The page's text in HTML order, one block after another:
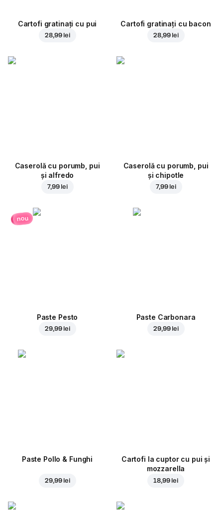
Cartofi gratinați cu pui
28,99 lei
Cartofi gratinați cu bacon
28,99 lei
Caserolă cu porumb, pui
și alfredo
7,99 lei
Caserolă cu porumb, pui
și chipotle
7,99 lei
nou
Paste Pesto
29,99 lei
Paste Carbonara
29,99 lei
Paste Pollo & Funghi
29,99 lei
Cartofi la cuptor cu pui și
mozzarella
18,99 lei